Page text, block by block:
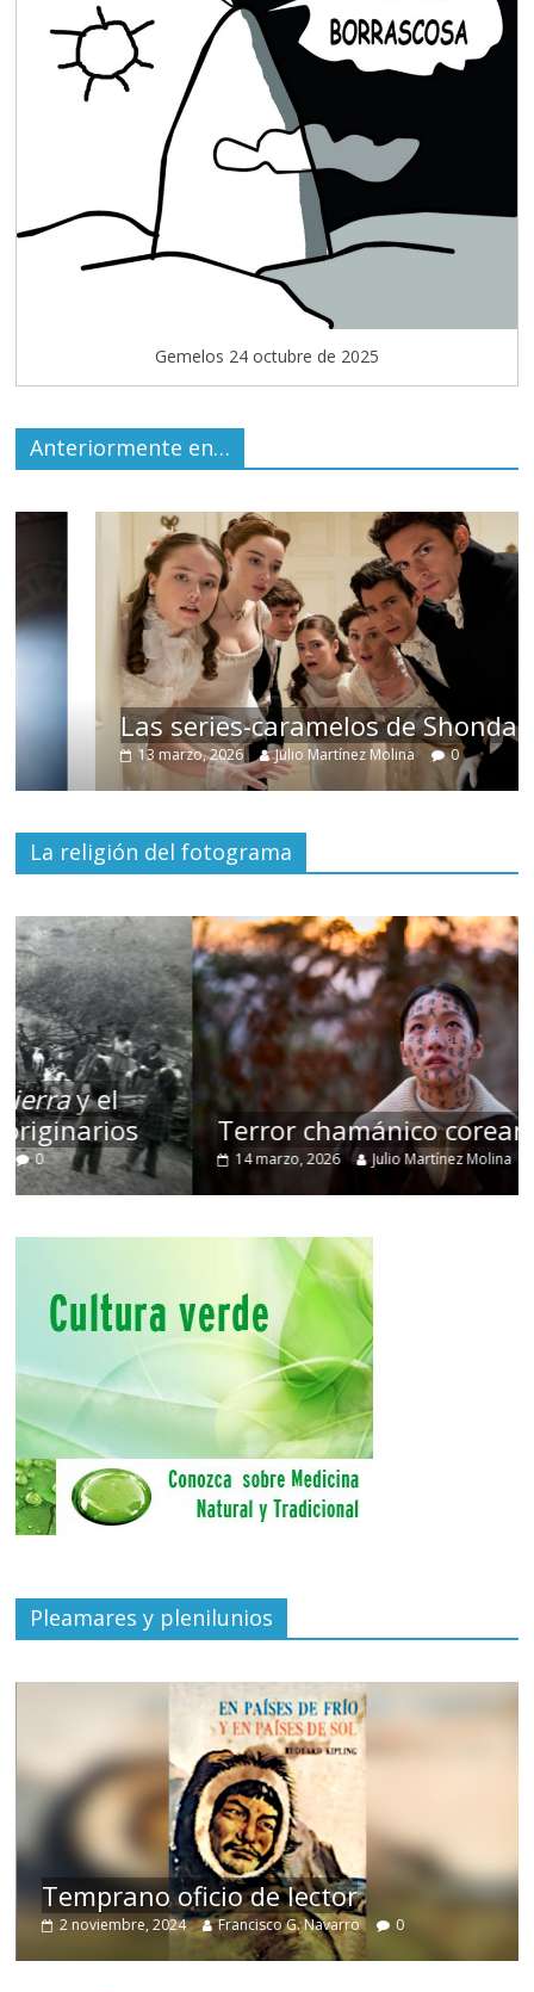
Gemelos 24 octubre de 2025
Anteriormente en…
Las series-caramelos de Shondaland
13 marzo, 2026 Julio Martínez Molina 0
La religión del fotograma
Terror chamánico coreano
14 marzo, 2026 Julio Martínez Molina 0
Pleamares y plenilunios
Temprano oficio de lector
2 noviembre, 2024 Francisco G. Navarro 0